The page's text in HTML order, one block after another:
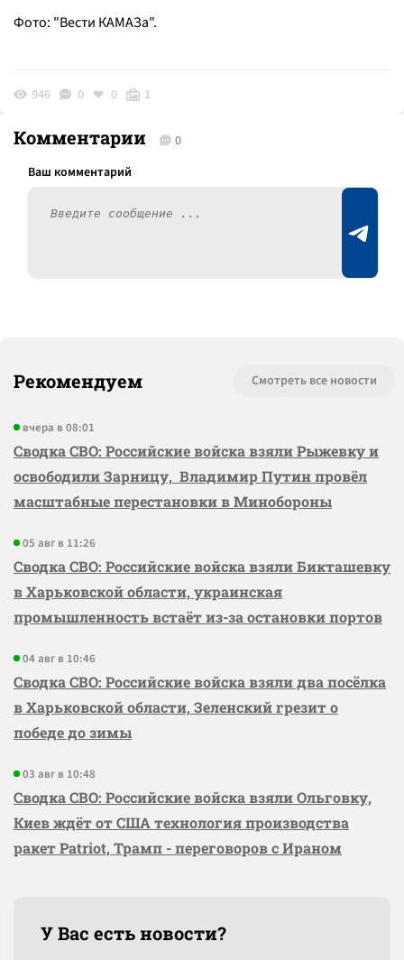
Фото: "Вести КАМАЗа".
946 0 0 1
Комментарии 0
Рекомендуем Смотреть все новости
вчера в 08:01
Сводка СВО: Российские войска взяли Рыжевку и
освободили Зарницу, Владимир Путин провёл
масштабные перестановки в Минобороны
05 авг в 11:26
Сводка СВО: Российские войска взяли Бикташевку
в Харьковской области, украинская
промышленность встаёт из-за остановки портов
04 авг в 10:46
Сводка СВО: Российские войска взяли два посёлка
в Харьковской области, Зеленский грезит о
победе до зимы
03 авг в 10:48
Сводка СВО: Российские войска взяли Ольговку,
Киев ждёт от США технология производства
ракет Patriot, Трамп - переговоров с Ираном
У Вас есть новости?